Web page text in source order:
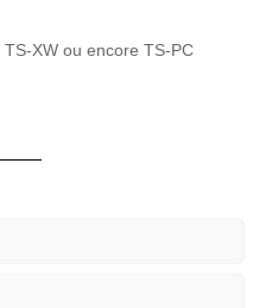
XW ou encore TS-PC